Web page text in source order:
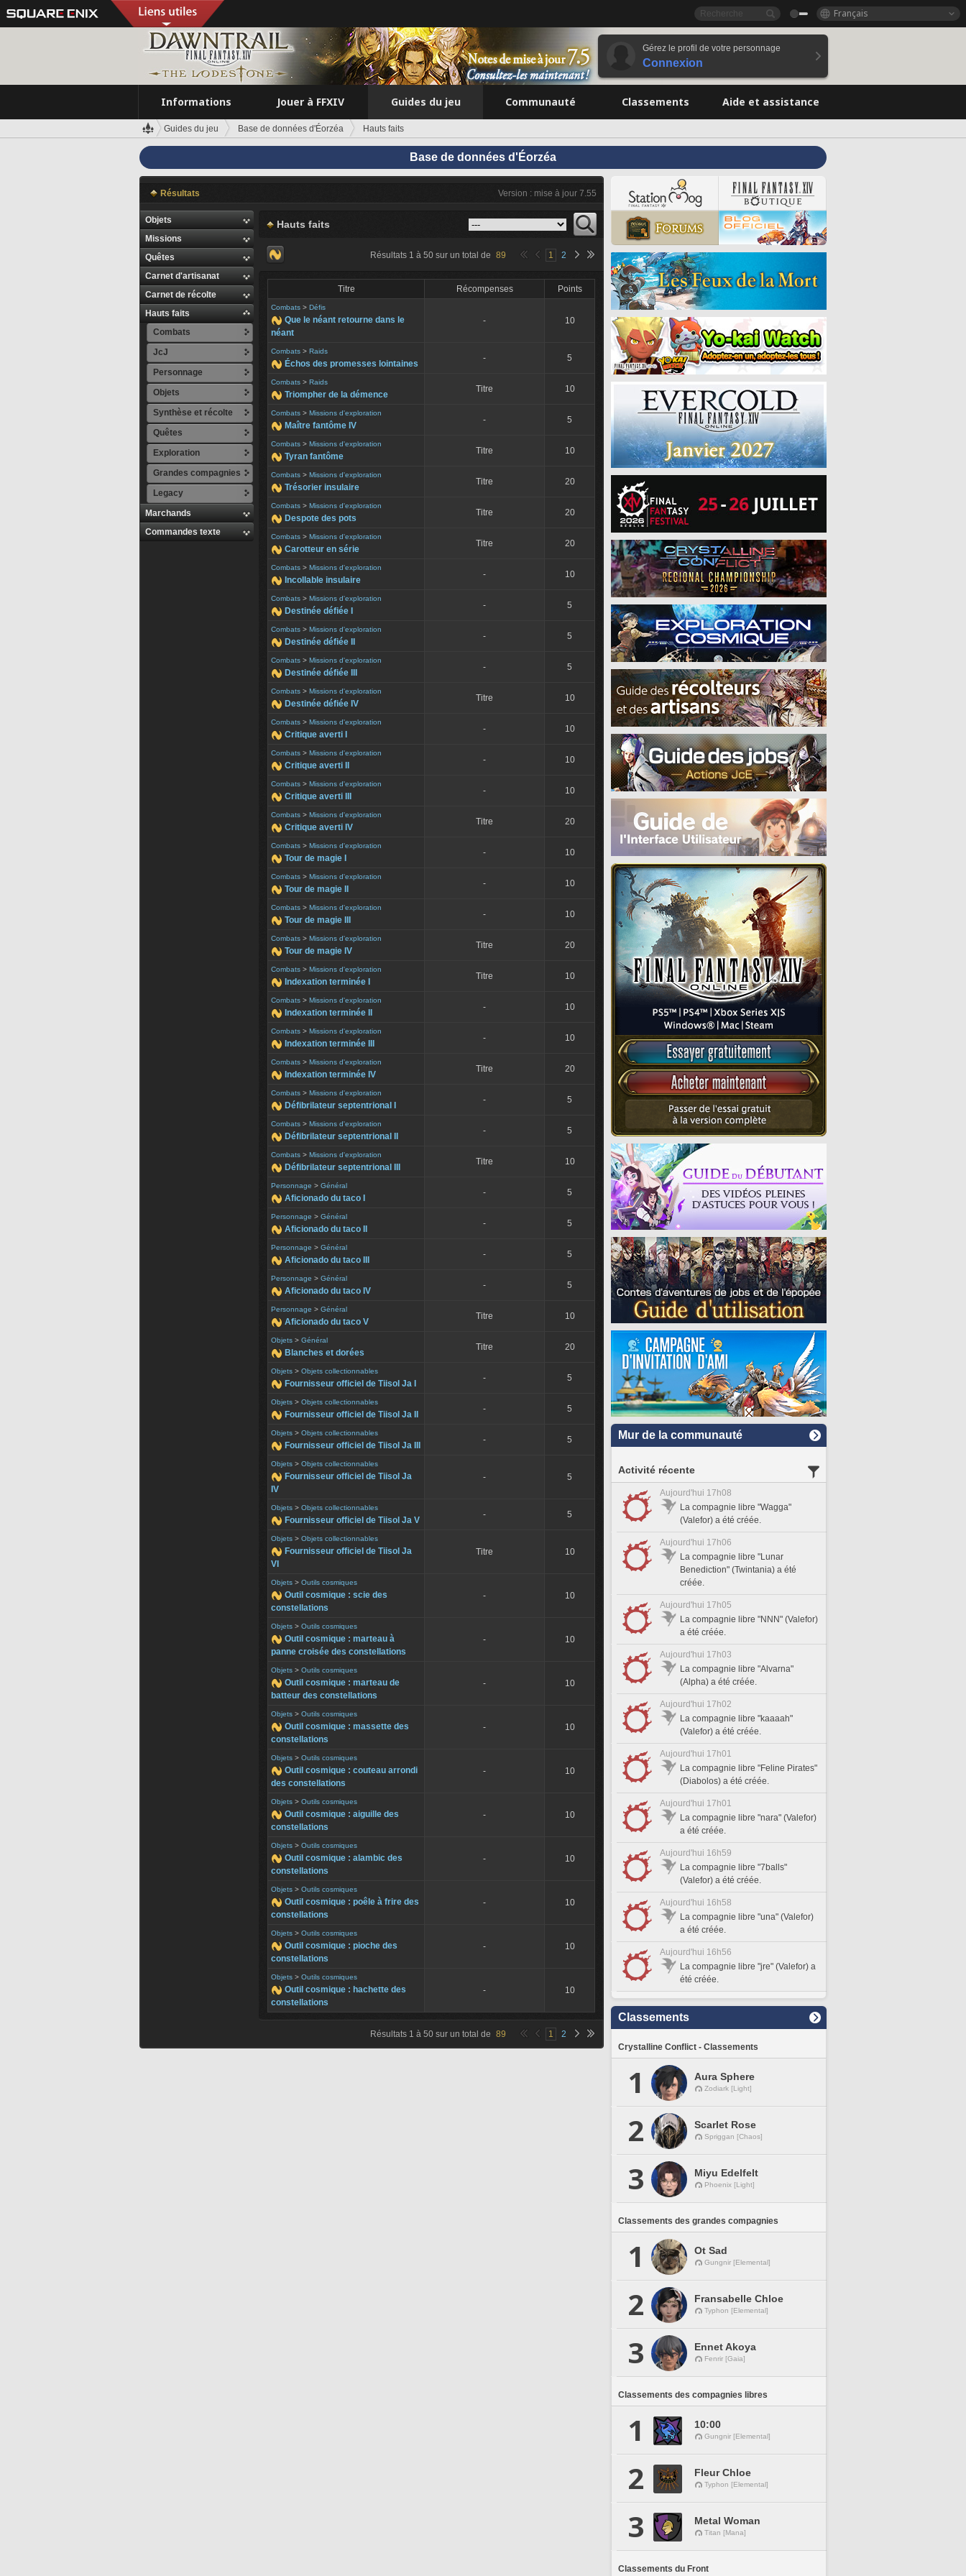
Français
Gérez le profil de votre personnage
Connexion
Informations Jouer à FFXIV Guides du jeu Communauté Classements Aide et assistance
Guides du jeu Base de données d'Éorzéa Hauts faits
Base de données d'Éorzéa
Résultats Version : mise à jour 7.55
Objets
Missions
Quêtes
Carnet d'artisanat
Carnet de récolte
Hauts faits
Combats
JcJ
Personnage
Objets
Synthèse et récolte
Quêtes
Exploration
Grandes compagnies
Legacy
Marchands
Commandes texte
Hauts faits
Résultats 1 à 50 sur un total de 89 1 2
Titre Récompenses Points
Combats > Défis
Que le néant retourne dans le
néant
- 10
Combats > Raids
Échos des promesses lointaines
- 5
Combats > Raids
Triompher de la démence
Titre 10
Combats > Missions d'exploration
Maître fantôme IV
- 5
Combats > Missions d'exploration
Tyran fantôme
Titre 10
Combats > Missions d'exploration
Trésorier insulaire
Titre 20
Combats > Missions d'exploration
Despote des pots
Titre 20
Combats > Missions d'exploration
Carotteur en série
Titre 20
Combats > Missions d'exploration
Incollable insulaire
- 10
Combats > Missions d'exploration
Destinée défiée I
- 5
Combats > Missions d'exploration
Destinée défiée II
- 5
Combats > Missions d'exploration
Destinée défiée III
- 5
Combats > Missions d'exploration
Destinée défiée IV
Titre 10
Combats > Missions d'exploration
Critique averti I
- 10
Combats > Missions d'exploration
Critique averti II
- 10
Combats > Missions d'exploration
Critique averti III
- 10
Combats > Missions d'exploration
Critique averti IV
Titre 20
Combats > Missions d'exploration
Tour de magie I
- 10
Combats > Missions d'exploration
Tour de magie II
- 10
Combats > Missions d'exploration
Tour de magie III
- 10
Combats > Missions d'exploration
Tour de magie IV
Titre 20
Combats > Missions d'exploration
Indexation terminée I
Titre 10
Combats > Missions d'exploration
Indexation terminée II
- 10
Combats > Missions d'exploration
Indexation terminée III
- 10
Combats > Missions d'exploration
Indexation terminée IV
Titre 20
Combats > Missions d'exploration
Défibrilateur septentrional I
- 5
Combats > Missions d'exploration
Défibrilateur septentrional II
- 5
Combats > Missions d'exploration
Défibrilateur septentrional III
Titre 10
Personnage > Général
Aficionado du taco I
- 5
Personnage > Général
Aficionado du taco II
- 5
Personnage > Général
Aficionado du taco III
- 5
Personnage > Général
Aficionado du taco IV
- 5
Personnage > Général
Aficionado du taco V
Titre 10
Objets > Général
Blanches et dorées
Titre 20
Objets > Objets collectionnables
Fournisseur officiel de Tiisol Ja I
- 5
Objets > Objets collectionnables
Fournisseur officiel de Tiisol Ja II
- 5
Objets > Objets collectionnables
Fournisseur officiel de Tiisol Ja III
- 5
Objets > Objets collectionnables
Fournisseur officiel de Tiisol Ja
IV
- 5
Objets > Objets collectionnables
Fournisseur officiel de Tiisol Ja V
- 5
Objets > Objets collectionnables
Fournisseur officiel de Tiisol Ja
VI
Titre 10
Objets > Outils cosmiques
Outil cosmique : scie des
constellations
- 10
Objets > Outils cosmiques
Outil cosmique : marteau à
panne croisée des constellations
- 10
Objets > Outils cosmiques
Outil cosmique : marteau de
batteur des constellations
- 10
Objets > Outils cosmiques
Outil cosmique : massette des
constellations
- 10
Objets > Outils cosmiques
Outil cosmique : couteau arrondi
des constellations
- 10
Objets > Outils cosmiques
Outil cosmique : aiguille des
constellations
- 10
Objets > Outils cosmiques
Outil cosmique : alambic des
constellations
- 10
Objets > Outils cosmiques
Outil cosmique : poêle à frire des
constellations
- 10
Objets > Outils cosmiques
Outil cosmique : pioche des
constellations
- 10
Objets > Outils cosmiques
Outil cosmique : hachette des
constellations
- 10
Résultats 1 à 50 sur un total de 89 1 2
Mur de la communauté
Activité récente
Aujourd'hui 17h08
La compagnie libre "Wagga"
(Valefor) a été créée.
Aujourd'hui 17h06
La compagnie libre "Lunar
Benediction" (Twintania) a été
créée.
Aujourd'hui 17h05
La compagnie libre "NNN" (Valefor)
a été créée.
Aujourd'hui 17h03
La compagnie libre "Alvarna"
(Alpha) a été créée.
Aujourd'hui 17h02
La compagnie libre "kaaaah"
(Valefor) a été créée.
Aujourd'hui 17h01
La compagnie libre "Feline Pirates"
(Diabolos) a été créée.
Aujourd'hui 17h01
La compagnie libre "nara" (Valefor)
a été créée.
Aujourd'hui 16h59
La compagnie libre "7balls"
(Valefor) a été créée.
Aujourd'hui 16h58
La compagnie libre "una" (Valefor)
a été créée.
Aujourd'hui 16h56
La compagnie libre "jre" (Valefor) a
été créée.
Classements
Crystalline Conflict - Classements
1 Aura Sphere
Zodiark [Light]
2 Scarlet Rose
Spriggan [Chaos]
3 Miyu Edelfelt
Phoenix [Light]
Classements des grandes compagnies
1 Ot Sad
Gungnir [Elemental]
2 Fransabelle Chloe
Typhon [Elemental]
3 Ennet Akoya
Fenrir [Gaia]
Classements des compagnies libres
1 10:00
Gungnir [Elemental]
2 Fleur Chloe
Typhon [Elemental]
3 Metal Woman
Titan [Mana]
Classements du Front